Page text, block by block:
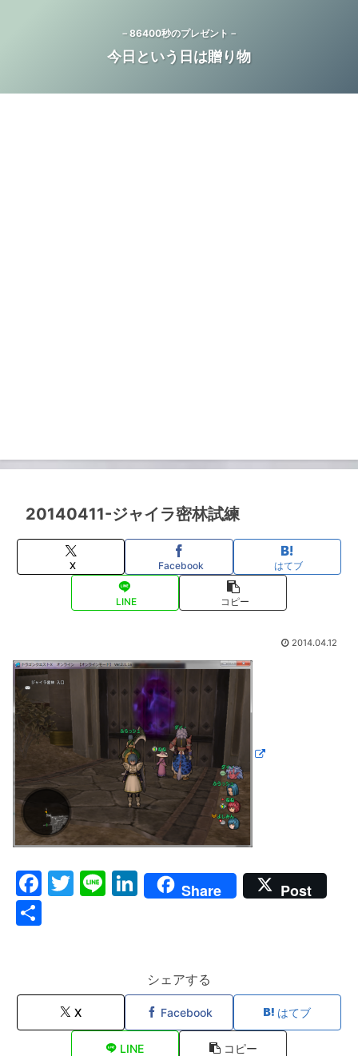
－86400秒のプレゼント－
今日という日は贈り物
20140411-ジャイラ密林試練
X Facebook はてブ
LINE コピー
2014.04.12
F
o
T
Li Li
n
dI
n
Share Post
シェアする
X Facebook はてブ
LINE コピー